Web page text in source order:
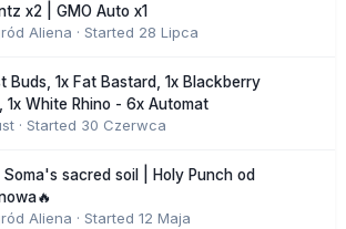
x2 | GMO Auto x1
Aliena · Started 28 Lipca
Buds, 1x Fat Bastard, 1x Blackberry
1x White Rhino - 6x Automat
· Started 30 Czerwca
Soma's sacred soil | Holy Punch od
Aliena · Started 12 Maja